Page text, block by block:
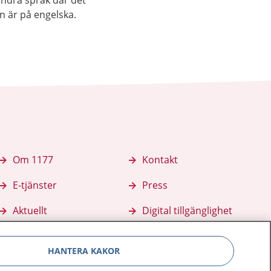
är på engelska.
Om 1177
E-tjänster
Aktuellt
Kontakt
Press
Digital tillgänglighet
HANTERA KAKOR